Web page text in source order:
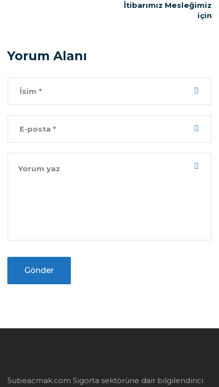
İtibarımız Mesleğimiz
için
Yorum Alanı
Subeacmak.com Sigorta sektörüne dair bilgilendirici